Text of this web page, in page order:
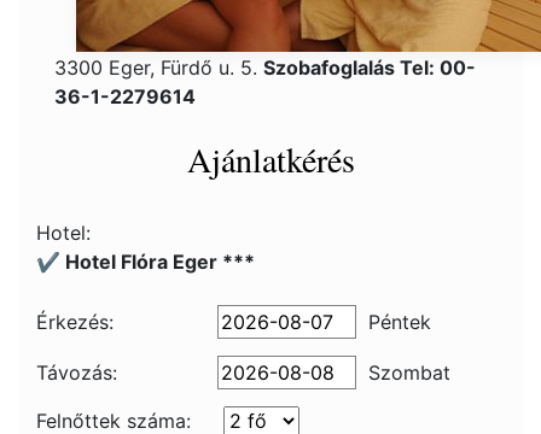
3300 Eger, Fürdő u. 5. Szobafoglalás Tel: 00-
36-1-2279614
Ajánlatkérés
Hotel:
✔️ Hotel Flóra Eger ***
Érkezés: Péntek
Távozás:
Szombat
Felnőttek száma: